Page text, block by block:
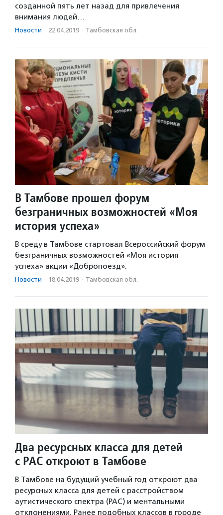
созданной пять лет назад для привлечения
внимания людей…
Новости · 22.04.2019 · Тамбовская обл.
В Тамбове прошел форум
безграничных возможностей «Моя
история успеха»
В среду в Тамбове стартовал Всероссийский форум
безграничных возможностей «Моя история
успеха» акции «Добропоезд».
Новости · 18.04.2019 · Тамбовская обл.
Два ресурсных класса для детей
с РАС откроют в Тамбове
В Тамбове на будущий учебный год откроют два
ресурсных класса для детей с расстройством
аутистического спектра (РАС) и ментальными
отклонениями. Ранее подобных классов в городе